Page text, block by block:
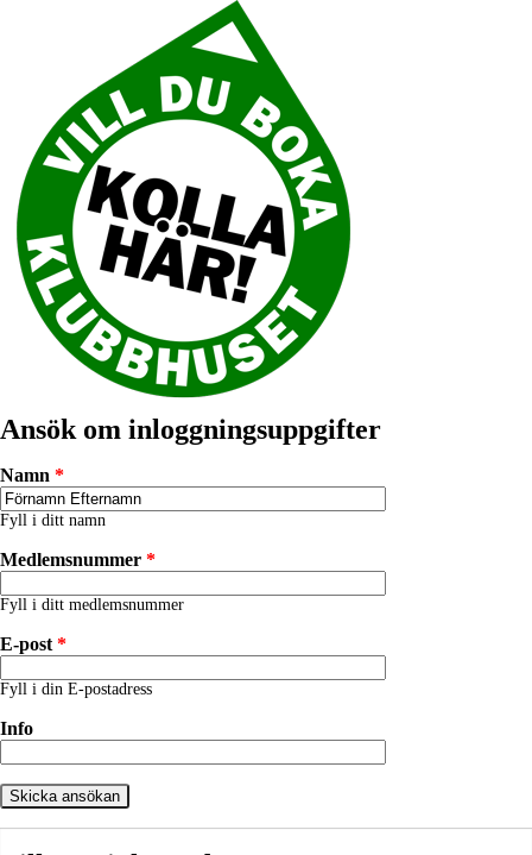
Ansök om inloggningsuppgifter
Namn *
Fyll i ditt namn
Medlemsnummer *
Fyll i ditt medlemsnummer
E-post *
Fyll i din E-postadress
Info